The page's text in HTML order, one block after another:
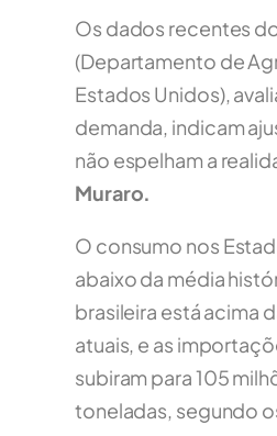
Os dados recentes
(Departamento de
Estados Unidos),
demanda, indicam
não espelham a
Muraro.
O consumo nos
abaixo da média
brasileira está acima
atuais, e as
subiram para 105
toneladas, segundo